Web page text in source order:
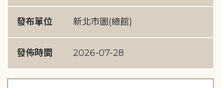
發布單位 新北市圖(總館)
發佈時間 2026-07-28